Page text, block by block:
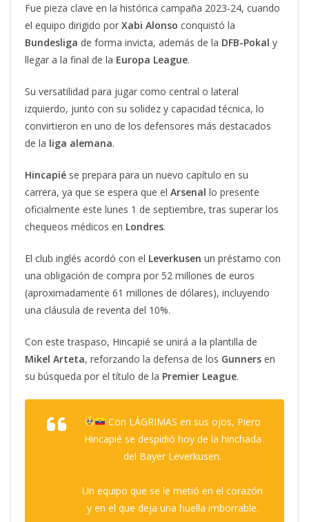
Fue pieza clave en la histórica campaña 2023-24, cuando
el equipo dirigido por Xabi Alonso conquistó la
Bundesliga de forma invicta, además de la DFB-Pokal y
llegar a la final de la Europa League.
Su versatilidad para jugar como central o lateral
izquierdo, junto con su solidez y capacidad técnica, lo
convirtieron en uno de los defensores más destacados
de la liga alemana.
Hincapié se prepara para un nuevo capítulo en su
carrera, ya que se espera que el Arsenal lo presente
oficialmente este lunes 1 de septiembre, tras superar los
chequeos médicos en Londres.
El club inglés acordó con el Leverkusen un préstamo con
una obligación de compra por 52 millones de euros
(aproximadamente 61 millones de dólares), incluyendo
una cláusula de reventa del 10%.
Con este traspaso, Hincapié se unirá a la plantilla de
Mikel Arteta, reforzando la defensa de los Gunners en
su búsqueda por el título de la Premier League.
Con LÁGRIMAS en sus ojos, Piero
Hincapié se despidió hoy de la hinchada
del Bayer Leverkusen.
Un equipo que se le metió en el corazón
y en el que deja una huella imborrable.